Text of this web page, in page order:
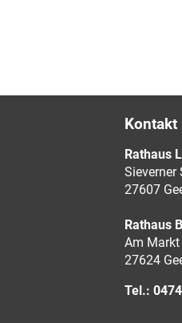
Kontakt
Rathaus
Sieverner
27607
Rathaus
Am Markt
27624
Tel.: